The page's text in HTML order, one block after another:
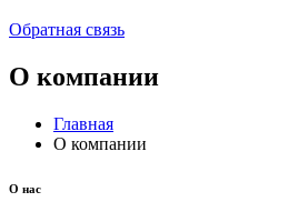
Обратная связь
О компании
Главная
О компании
О нас